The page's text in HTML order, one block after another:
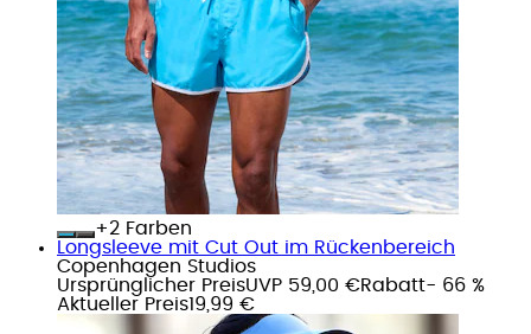
+
Farben
Longsleeve mit Cut Out im Rückenbereich
Copenhagen Studios
Ursprünglicher PreisUVP 59,00 €Rabatt- 66 %
Aktueller Preis19,99 €